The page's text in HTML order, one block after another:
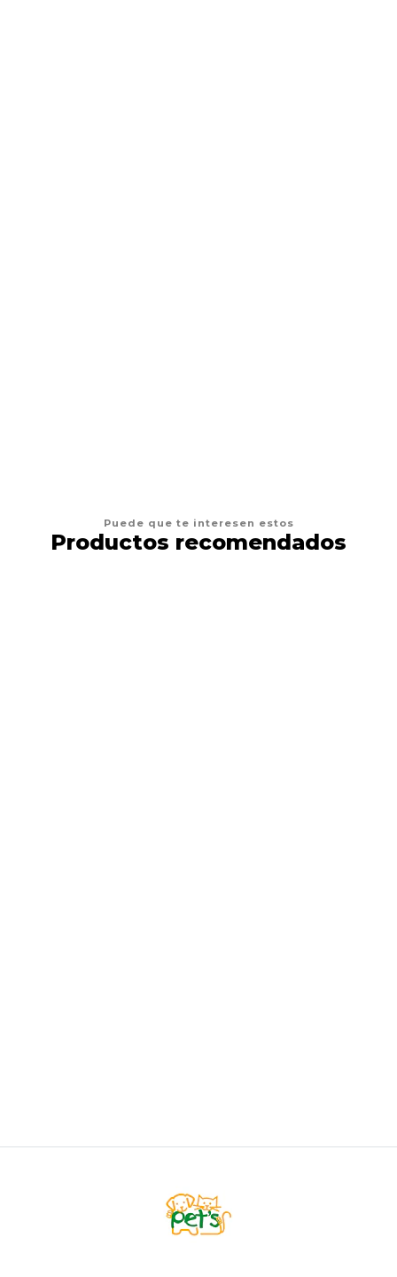
Puede que te interesen estos
Productos recomendados